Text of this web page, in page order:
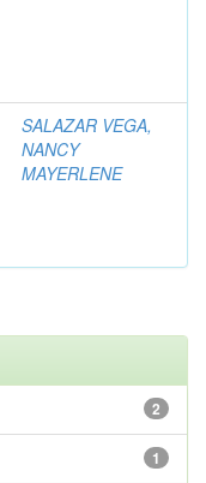
SALAZAR VEGA,
NANCY
MAYERLENE
2
1